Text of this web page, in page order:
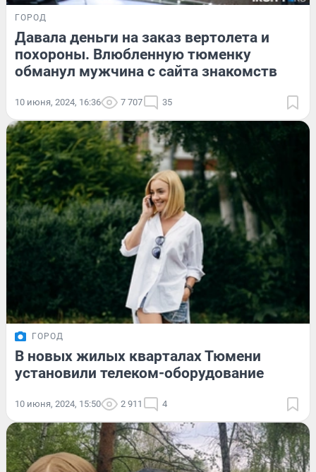
ГОРОД
Давала деньги на заказ вертолета и
похороны. Влюбленную тюменку
обманул мужчина с сайта знакомств
10 июня, 2024, 16:36 7 707 35
ГОРОД
В новых жилых кварталах Тюмени
установили телеком-оборудование
10 июня, 2024, 15:50 2 911 4